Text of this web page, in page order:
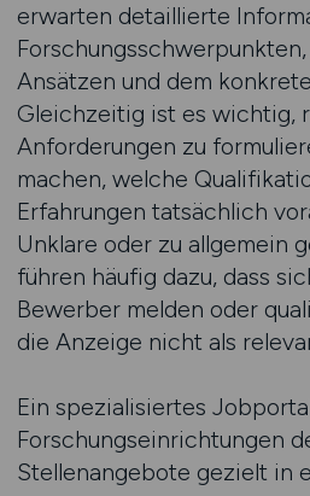
erwarten detaillierte
Ansätzen und dem
Gleichzeitig ist es wichtig,
Anforderungen zu
machen, welche
Erfahrungen tatsächlich
Unklare oder zu allgemein
führen häufig dazu, dass
Bewerber melden oder
die Anzeige nicht als
Ein spezialisiertes
Forschungseinrichtungen
Stellenangebote gezielt in